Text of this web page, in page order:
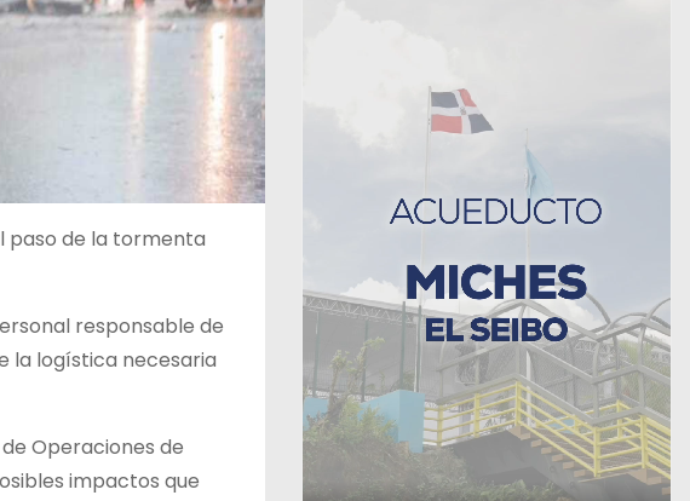
paso de la tormenta
responsable de
la logística necesaria
Operaciones de
impactos que